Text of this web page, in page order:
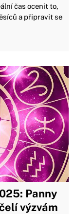
čas ocenit to,
a připravit se
Panny
výzvám